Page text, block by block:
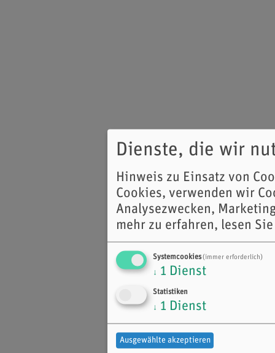
Dienste, die wir
Hinweis zu Einsatz von
Cookies, verwenden wir
Analysezwecken,
mehr zu erfahren, lesen
Systemcookies(immer erforderlich)
↓ 1 Dienst
Statistiken
↓ 1 Dienst
Ausgewählte akzeptieren